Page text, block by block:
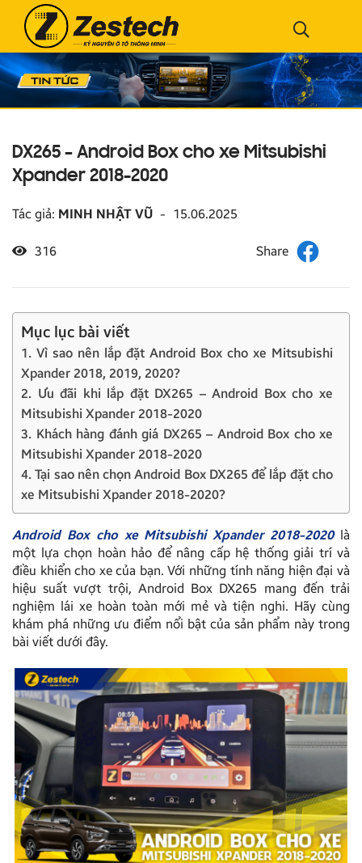
DX265 – Android Box cho xe Mitsubishi
Xpander 2018-2020
Tác giả: MINH NHẬT VŨ - 15.06.2025
316
Mục lục bài viết
1. Vì sao nên lắp đặt Android Box cho xe Mitsubishi
Xpander 2018, 2019, 2020?
2. Ưu đãi khi lắp đặt DX265 – Android Box cho xe
Mitsubishi Xpander 2018-2020
3. Khách hàng đánh giá DX265 – Android Box cho xe
Mitsubishi Xpander 2018-2020
4. Tại sao nên chọn Android Box DX265 để lắp đặt cho
xe Mitsubishi Xpander 2018-2020?
Android Box cho xe Mitsubishi Xpander 2018-2020là
một lựa chọn hoàn hảo để nâng cấp hệ thống giải trí và
điều khiển cho xe của bạn. Với những tính năng hiện đại và
hiệu suất vượt trội, Android Box DX265 mang đến trải
nghiệm lái xe hoàn toàn mới mẻ và tiện nghi. Hãy cùng
khám phá những ưu điểm nổi bật của sản phẩm này trong
bài viết dưới đây.